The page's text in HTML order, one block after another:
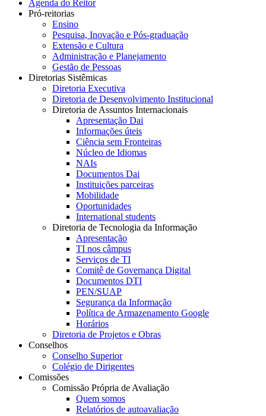
Agenda do Reitor
Pró-reitorias
Ensino
Pesquisa, Inovação e Pós-graduação
Extensão e Cultura
Administração e Planejamento
Gestão de Pessoas
Diretorias Sistêmicas
Diretoria Executiva
Diretoria de Desenvolvimento Institucional
Diretoria de Assuntos Internacionais
Apresentação Dai
Informações úteis
Ciência sem Fronteiras
Núcleo de Idiomas
NAIs
Documentos Dai
Instituições parceiras
Mobilidade
Oportunidades
International students
Diretoria de Tecnologia da Informação
Apresentação
TI nos câmpus
Serviços de TI
Comitê de Governança Digital
Documentos DTI
PEN/SUAP
Segurança da Informação
Política de Armazenamento Google
Horários
Diretoria de Projetos e Obras
Conselhos
Conselho Superior
Colégio de Dirigentes
Comissões
Comissão Própria de Avaliação
Quem somos
Relatórios de autoavaliação